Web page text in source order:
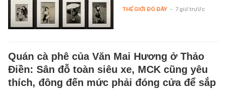
THẾ GIỚI ĐÓ ĐÂY - 7 giờ trước
Quán cà phê của Văn Mai Hương ở Thảo
Điền: Sân đỗ toàn siêu xe, MCK cũng yêu
thích, đông đến mức phải đóng cửa để sắp